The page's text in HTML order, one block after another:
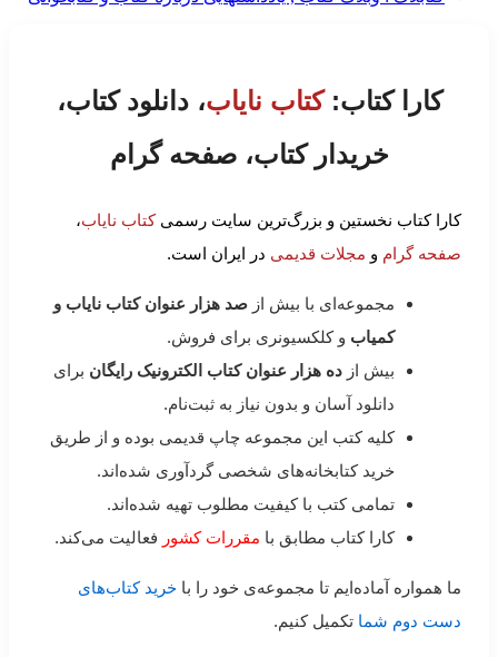
کارا کتاب:کتاب نایاب، دانلود کتاب،
خریدار کتاب، صفحه گرام
کارا کتاب نخستین و بزرگ‌ترین سایت رسمیکتاب نایاب،
صفحه گرام و مجلات قدیمی در ایران است.
مجموعه‌ای با بیش از صد هزار عنوان کتاب نایاب و
کمیاب و کلکسیونری برای فروش.
بیش از ده هزار عنوان کتاب الکترونیک رایگان برای
دانلود آسان و بدون نیاز به ثبت‌نام.
کلیه کتب این مجموعه چاپ قدیمی بوده و از طریق
خرید کتابخانه‌های شخصی گردآوری شده‌اند.
تمامی کتب با کیفیت مطلوب تهیه شده‌اند.
کارا کتاب مطابق با مقررات کشور فعالیت می‌کند.
ما همواره آماده‌ایم تا مجموعه‌ی خود را با خرید کتاب‌های
دست دوم شما تکمیل کنیم.